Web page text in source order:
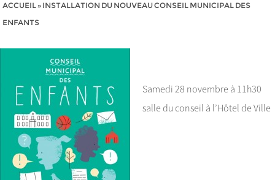
ACCUEIL» INSTALLATION DU NOUVEAU CONSEIL MUNICIPAL DES
ENFANTS
Samedi 28 novembre à 11h30
salle du conseil à l’Hôtel de Ville